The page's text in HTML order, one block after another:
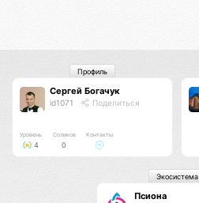
Сергей Богачук
id1071 Поделиться
Уровень
4
Соликов
0
Контакты
Профиль
Псиона
Экосистема